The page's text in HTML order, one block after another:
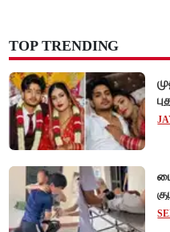
TOP TRENDING